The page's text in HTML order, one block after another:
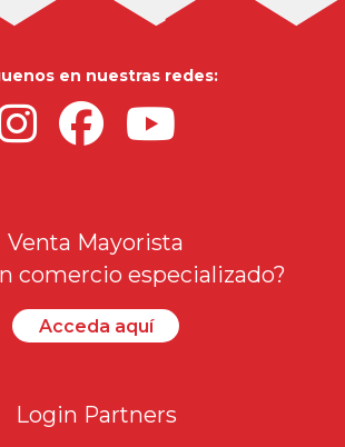
en nuestras redes:
Venta Mayorista
comercio especializado?
Acceda aquí
Login Partners